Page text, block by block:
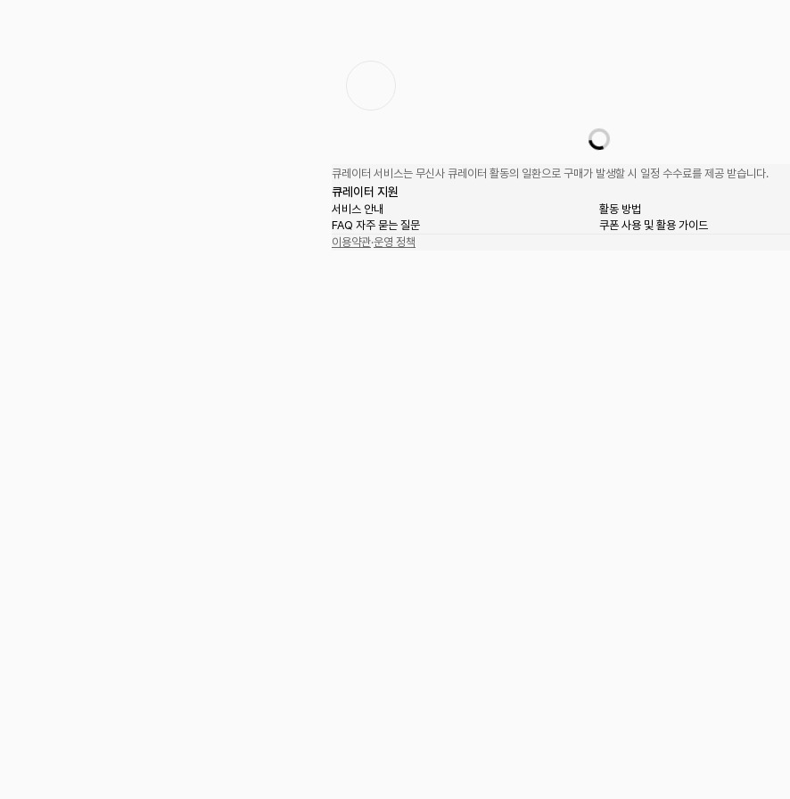
큐레이터 서비스는 무신사 큐레이터 활동의 일환으로 구매가 발생할 시 일정 수수료를 제공 받습니다.
큐레이터 지원
서비스 안내
활동 방법
FAQ 자주 묻는 질문
쿠폰 사용 및 활용 가이드
이용약관·운영 정책